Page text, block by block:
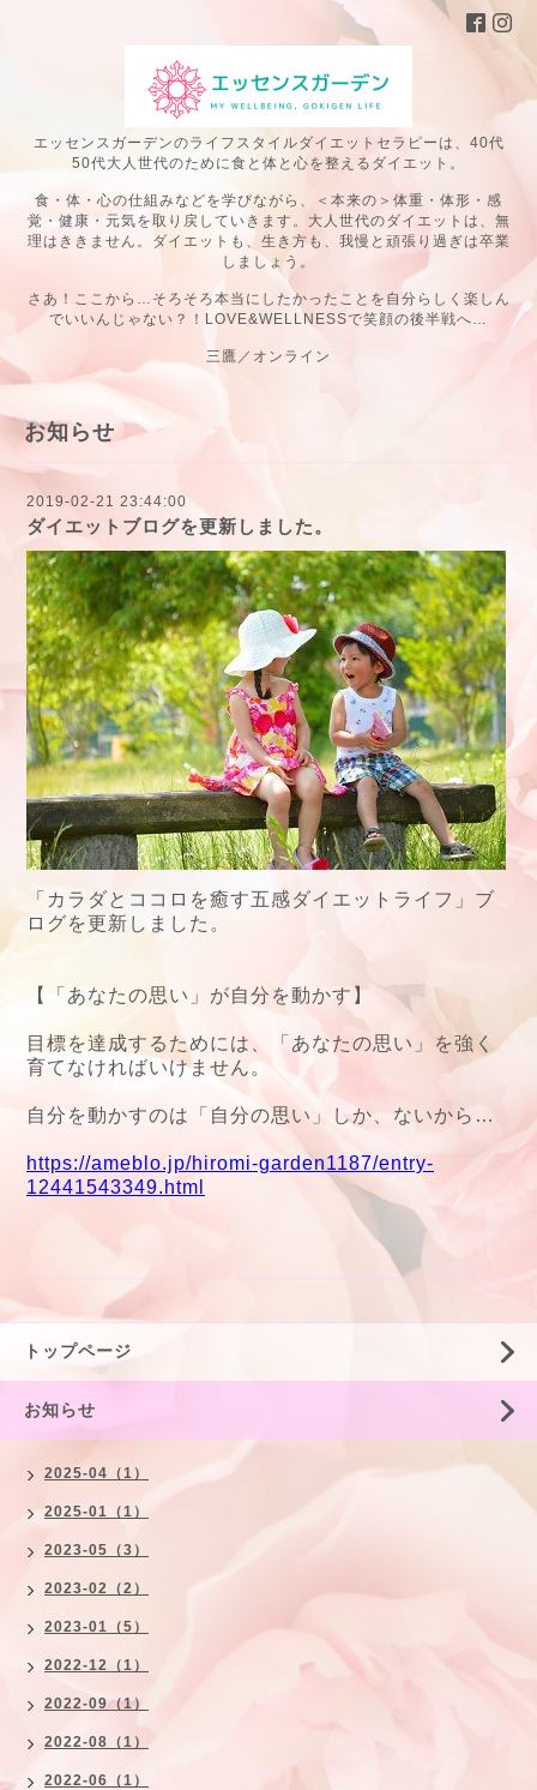
エッセンスガーデンのライフスタイルダイエットセラピーは、40代
50代大人世代のために食と体と心を整えるダイエット。
食・体・心の仕組みなどを学びながら、＜本来の＞体重・体形・感
覚・健康・元気を取り戻していきます。大人世代のダイエットは、無
理はききません。ダイエットも、生き方も、我慢と頑張り過ぎは卒業
しましょう。
さあ！ここから…そろそろ本当にしたかったことを自分らしく楽しん
でいいんじゃない？！LOVE&WELLNESSで笑顔の後半戦へ…
三鷹／オンライン
お知らせ
2019-02-21 23:44:00
ダイエットブログを更新しました。
「カラダとココロを癒す五感ダイエットライフ」ブ
ログを更新しました。
【「あなたの思い」が自分を動かす】
目標を達成するためには、「あなたの思い」を強く
育てなければいけません。
自分を動かすのは「自分の思い」しか、ないから…
https://ameblo.jp/hiromi-garden1187/entry-
12441543349.html
トップページ
お知らせ
2025-04（1）
2025-01（1）
2023-05（3）
2023-02（2）
2023-01（5）
2022-12（1）
2022-09（1）
2022-08（1）
2022-06（1）